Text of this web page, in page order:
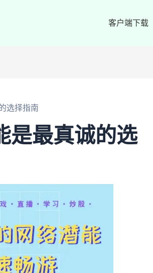
客户端下载
选择指南
是最真诚的选